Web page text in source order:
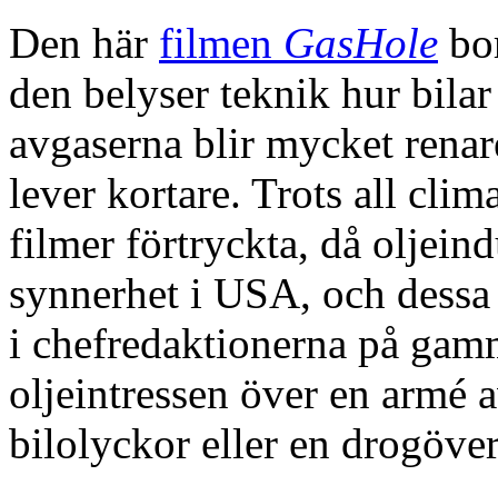
Den här filmen GasHole
den belyser teknik hur
avgaserna blir mycket
lever kortare. Trots all
filmer förtryckta, då
synnerhet i USA, och
i chefredaktionerna på
oljeintressen över en
bilolyckor eller en